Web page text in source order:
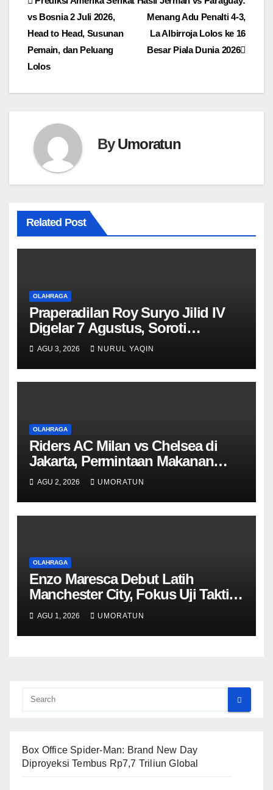
pos
Menang Adu Penalti 4-3,
La Albirroja Lolos ke 16
Besar Piala Dunia 2026
vs Bosnia 2 Juli 2026,
Head to Head, Susunan
Pemain, dan Peluang
Lolos
ByUmoratun
Related Post
OLAHRAGA
Praperadilan Roy Suryo Jilid IV
Digelar 7 Agustus, Soroti
Pencekalan
AGU 3, 2026 NURUL YAQIN
OLAHRAGA
Riders AC Milan vs Chelsea di
Jakarta, Permintaan Makanan
Klub Ternyata Berbeda
AGU 2, 2026 UMORATUN
OLAHRAGA
Enzo Maresca Debut Latih
Manchester City, Fokus Uji Taktik
saat Lawan Inter
AGU 1, 2026 UMORATUN
Box Office Spider-Man: Brand New Day
Diproyeksi Tembus Rp7,7 Triliun Global